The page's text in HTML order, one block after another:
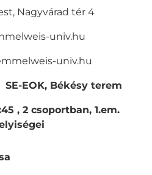
Nagyvárad tér 4
univ.hu
univ.hu
SE-EOK, Békésy terem
, 2 csoportban, 1.em.